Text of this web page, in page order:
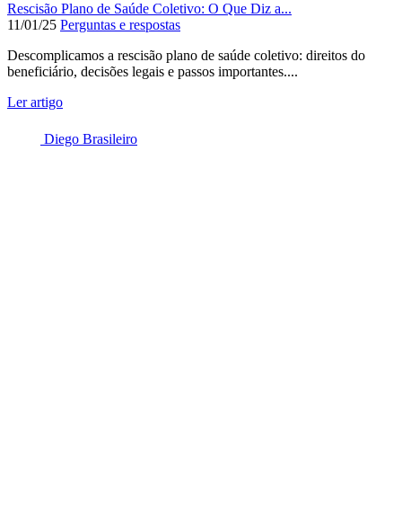
Rescisão Plano de Saúde Coletivo: O Que Diz a...
11/01/25 Perguntas e respostas
Descomplicamos a rescisão plano de saúde coletivo: direitos do
beneficiário, decisões legais e passos importantes....
Ler artigo
Diego Brasileiro